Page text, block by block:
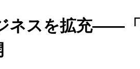
ネスを拡充――